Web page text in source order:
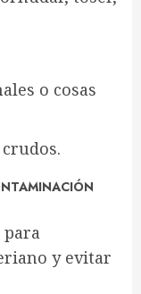
o cosas
para
y evitar